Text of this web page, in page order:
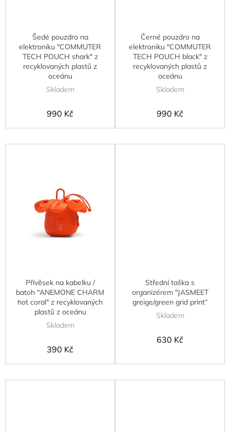
Šedé pouzdro na
elektroniku "COMMUTER
TECH POUCH shark" z
recyklovaných plastů z
oceánu
Skladem
990 Kč
Černé pouzdro na
elektroniku "COMMUTER
TECH POUCH black" z
recyklovaných plastů z
oceánu
Skladem
990 Kč
Přívěsek na kabelku /
batoh "ANEMONE CHARM
hot coral" z recyklovaných
plastů z oceánu
Skladem
390 Kč
Střední taška s
organizérem "JASMEET
greige/green grid print“
Skladem
630 Kč